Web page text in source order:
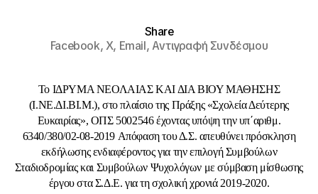
Share
Facebook,X, Email,Αντιγραφή Συνδέσμου
Το IΔΡΥΜΑ ΝΕΟΛΑΙΑΣ ΚΑΙ ΔΙΑ ΒΙΟΥ ΜΑΘΗΣΗΣ
(Ι.ΝΕ.ΔΙ.ΒΙ.Μ.), στο πλαίσιο της Πράξης «Σχολεία Δεύτερης
Ευκαιρίας», ΟΠΣ 5002546 έχοντας υπόψη την υπ΄αριθμ.
6340/380/02-08-2019 Aπόφαση του Δ.Σ. απευθύνει πρόσκληση
εκδήλωσης ενδιαφέροντος για την επιλογή Συμβούλων
Σταδιοδρομίας και Συμβούλων Ψυχολόγων με σύμβαση μίσθωσης
έργου στα Σ.Δ.Ε. για τη σχολική χρονιά 2019-2020.